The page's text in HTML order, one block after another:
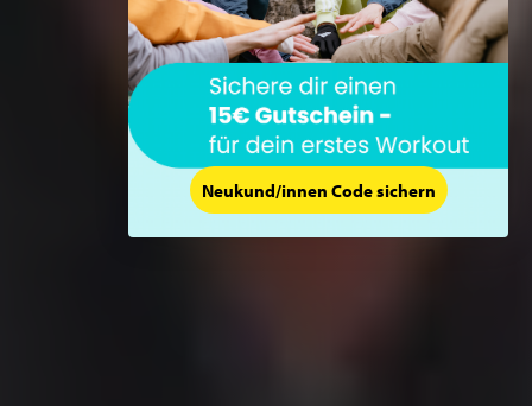
Neukund/innen Code sichern